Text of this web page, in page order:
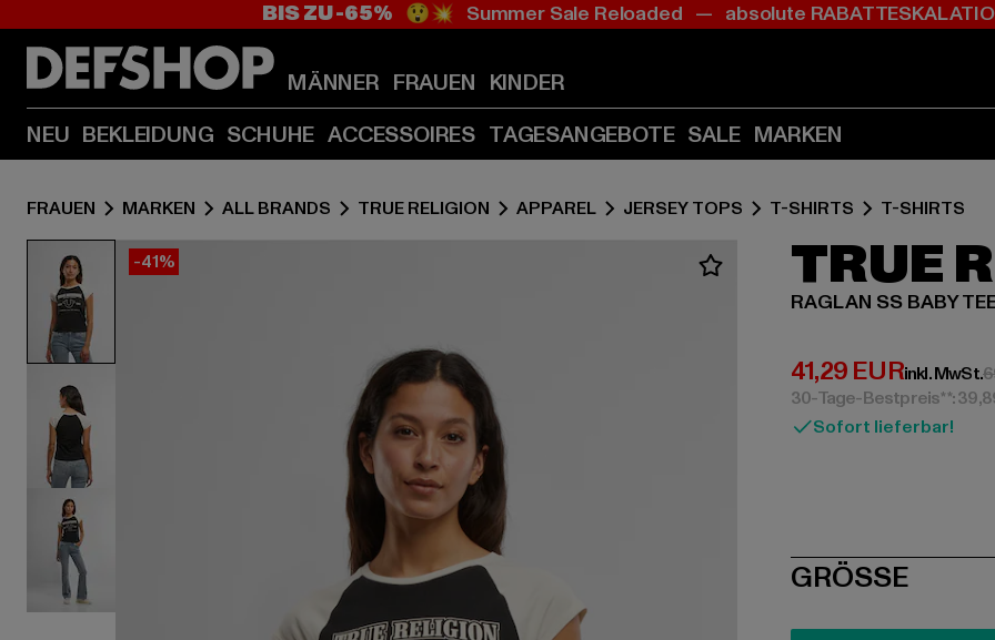
Zum
(Enter
drücken)
Zum
(Enter
drücken)
BIS ZU -65% 😲💥 Summer Sale Reloaded — absolute
MÄNNER FRAUEN KINDER
NEU BEKLEIDUNG SCHUHE ACCESSOIRES TAGESANGEBOTE SALE MARKEN
FRAUEN MARKEN ALL BRANDS TRUE RELIGION APPAREL JERSEY TOPS T-SHIRTS T-SHIRTS
-41% TRUE
RAGLAN SS BABY
41,29 EUR
Derzeitiger Preis:
inkl. MwSt.
30-Tage-Bestpreis**:
Sofort lieferbar!
SIZE
GRÖSSE